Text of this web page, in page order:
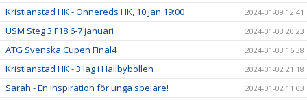
Kristianstad HK - Önnereds HK, 10 jan 19:00 2024-01-09 12:41
USM Steg 3 F18 6-7 januari 2024-01-03 20:23
ATG Svenska Cupen Final4 2024-01-03 16:38
Kristianstad HK - 3 lag i Hallbybollen 2024-01-02 21:18
Sarah - En inspiration för unga spelare! 2024-01-02 11:03